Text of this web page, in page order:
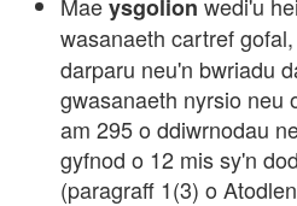
ysgolion
wasanaeth cartref gofal,
darparu neu'n bwriadu
gwasanaeth nyrsio neu
am 295 o ddiwrnodau
gyfnod o 12 mis sy'n
(paragraff 1(3) o